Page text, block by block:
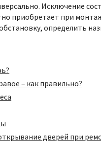
Исключение
приобретает при
определить
– как правильно?
дверей при